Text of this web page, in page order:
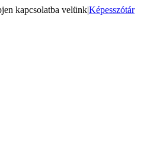
kapcsolatba velünk|Képesszótár